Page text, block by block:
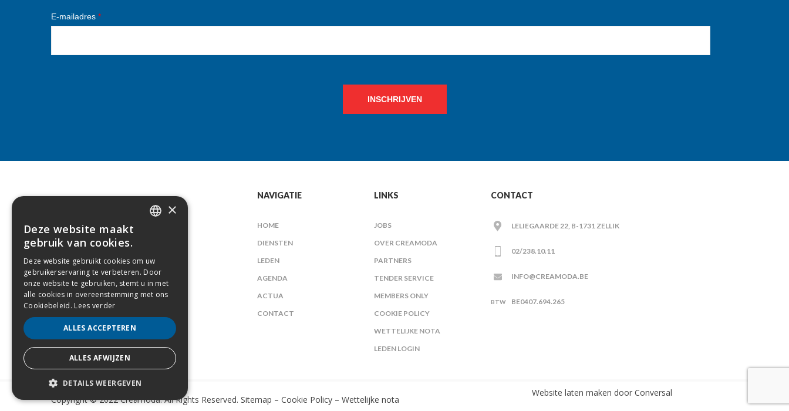
E-mailadres *
INSCHRIJVEN
NAVIGATIE
HOME
DIENSTEN
LEDEN
AGENDA
ACTUA
CONTACT
LINKS
JOBS
OVER CREAMODA
PARTNERS
TENDER SERVICE
MEMBERS ONLY
COOKIE POLICY
WETTELIJKE NOTA
LEDEN LOGIN
CONTACT
LELIEGAARDE 22, B-1731 ZELLIK
02/238.10.11
INFO@CREAMODA.BE
BE0407.694.265
Copyright © 2022 Creamoda. All Rights Reserved. Sitemap – Cookie Policy – Wettelijke nota
Website laten maken door Conversal
×
Deze website maakt
gebruik van cookies.
Deze website gebruikt cookies om uw
gebruikerservaring te verbeteren. Door
onze website te gebruiken, stemt u in met
alle cookies in overeenstemming met ons
Cookiebeleid. Lees verder
ALLES ACCEPTEREN
ALLES AFWIJZEN
DETAILS WEERGEVEN
STRIKT NOODZAKELIJK